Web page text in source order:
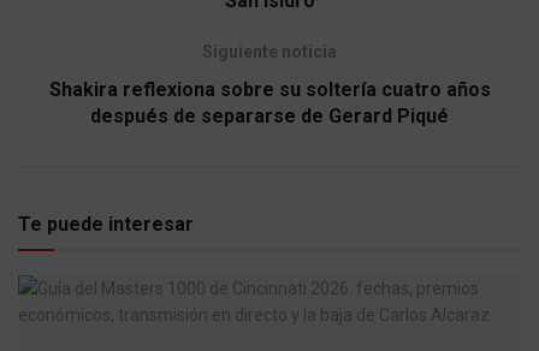
Siguiente noticia
Shakira reflexiona sobre su soltería cuatro años
después de separarse de Gerard Piqué
Te puede interesar